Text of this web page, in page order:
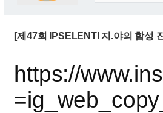
[제47회 IPSELENTI 지.야의 함성
https://